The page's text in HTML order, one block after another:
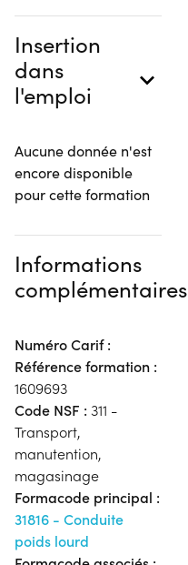
Insertion
dans
l'emploi
Aucune donnée n'est
encore disponible
pour cette formation
Informations
complémentaires
Numéro Carif :
Référence formation :
1609693
Code NSF : 311 -
Transport,
manutention,
magasinage
Formacode principal :
31816 - Conduite
poids lourd